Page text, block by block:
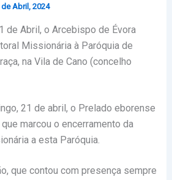
de Abril, 2024
de Abril, o Arcebispo de Évora
Missionária à Paróquia de
na Vila de Cano (concelho
21 de abril, o Prelado eborense
marcou o encerramento da
a esta Paróquia.
que contou com presença sempre